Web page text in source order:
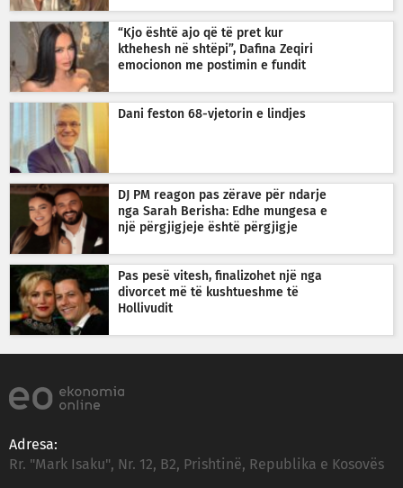
“Kjo është ajo që të pret kur
kthehesh në shtëpi”, Dafina Zeqiri
emocionon me postimin e fundit
Dani feston 68-vjetorin e lindjes
DJ PM reagon pas zërave për ndarje
nga Sarah Berisha: Edhe mungesa e
një përgjigjeje është përgjigje
Pas pesë vitesh, finalizohet një nga
divorcet më të kushtueshme të
Hollivudit
Adresa:
Rr. "Mark Isaku", Nr. 12, B2, Prishtinë, Republika e Kosovës